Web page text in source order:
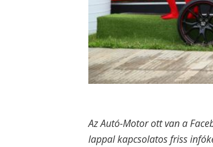
Az Autó-Motor ott van a
lappal kapcsolatos friss